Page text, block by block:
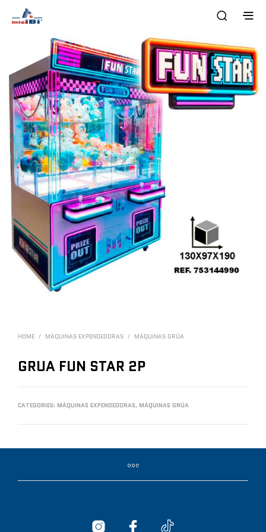
HOME / MÁQUINAS EXPENDEDORAS / MÁQUINAS GRÚA
GRUA FUN STAR 2P
CATEGORIES: MÁQUINAS EXPENDEDORAS, MÁQUINAS GRÚA